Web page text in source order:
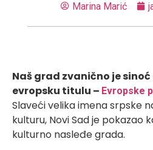
Marina Marić
Naš grad zvanično je
evropsku titulu – Evropske
Slaveći velika imena srpske
kulturu, Novi Sad je pokazao
kulturno nasleđe grada.